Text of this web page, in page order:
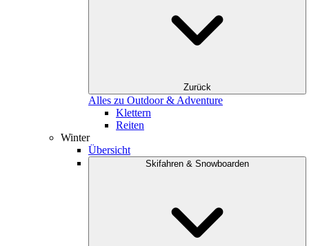
Zurück
Alles zu Outdoor & Adventure
Klettern
Reiten
Winter
Übersicht
Skifahren & Snowboarden